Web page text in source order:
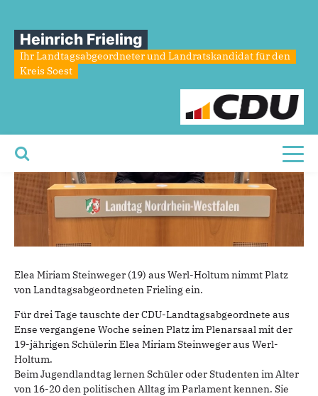
Heinrich Frieling
Ihr Landtagsabgeordneter und Landratskandidat für den
Kreis Soest
Sie sind hier
Jugendlandtag2024
Elea Miriam Steinweger (19) aus Werl-Holtum nimmt Platz
von Landtagsabgeordneten Frieling ein.
Für drei Tage tauschte der CDU-Landtagsabgeordnete aus
Ense vergangene Woche seinen Platz im Plenarsaal mit der
19-jährigen Schülerin Elea Miriam Steinweger aus Werl-
Holtum.
Beim Jugendlandtag lernen Schüler oder Studenten im Alter
von 16-20 den politischen Alltag im Parlament kennen. Sie